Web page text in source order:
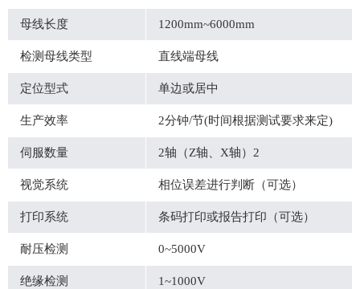
母线长度 1200mm~6000mm
检测母线类型 直线端母线
定位型式 单边或居中
生产效率 2分钟/节(时间根据测试要求来定)
伺服数量 2轴（Z轴、X轴）2
视觉系统 相位误差进行判断（可选）
打印系统 条码打印或报告打印（可选）
耐压检测 0~5000V
绝缘检测 1~1000V